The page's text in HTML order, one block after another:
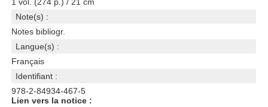
Note(s) :
Notes bibliogr.
Langue(s) :
Français
Identifiant :
978-2-84934-467-5
Lien vers la notice :